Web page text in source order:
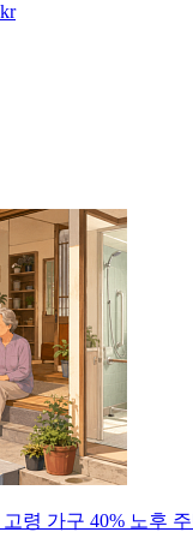
령 가구 40% 노후